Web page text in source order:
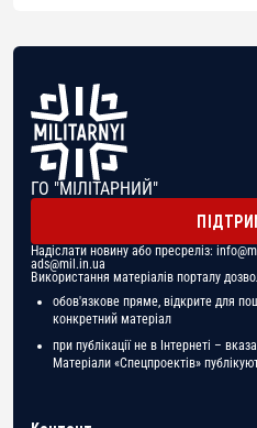
ГО "МІЛІТАРНИЙ"
Надіслати новину або пресреліз:
ads@mil.in.ua
Використання матеріалів порталу
обов'язкове пряме, відкрите для
конкретний матеріал
при публікації не в Інтернеті –
Матеріали «Спецпроектів»